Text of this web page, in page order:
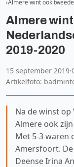
Almere wint ook
Almere
2019-2020
15 september 2019·
Artikelfoto:
Na de winst op
Almere ook
Met 5-3 waren
Amersfoort.
Deense Irina